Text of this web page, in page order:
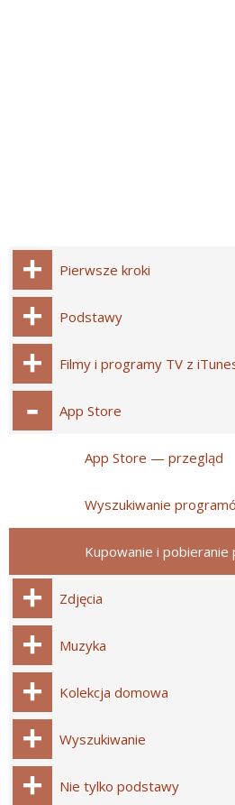
Pierwsze kroki
Podstawy
Filmy i programy TV z
App Store
App Store — przegląd
Wyszukiwanie
Kupowanie i
Zdjęcia
Muzyka
Kolekcja domowa
Wyszukiwanie
Nie tylko podstawy